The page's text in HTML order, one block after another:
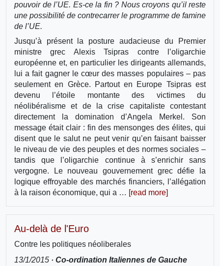
pouvoir de l’UE. Es-ce la fin ? Nous croyons qu’il reste
une possibilité de contrecarrer le programme de famine
de l’UE.
Jusqu’à présent la posture audacieuse du Premier
ministre grec Alexis Tsipras contre l’oligarchie
européenne et, en particulier les dirigeants allemands,
lui a fait gagner le cœur des masses populaires – pas
seulement en Grèce. Partout en Europe Tsipras est
devenu l’étoile montante des victimes du
néolibéralisme et de la crise capitaliste contestant
directement la domination d’Angela Merkel. Son
message était clair : fin des mensonges des élites, qui
disent que le salut ne peut venir qu’en faisant baisser
le niveau de vie des peuples et des normes sociales –
tandis que l’oligarchie continue à s’enrichir sans
vergogne. Le nouveau gouvernement grec défie la
logique effroyable des marchés financiers, l’allégation
à la raison économique, qui a … [read more]
Au-delà de l'Euro
Contre les politiques néoliberales
13/1/2015 · Co-ordination Italiennes de Gauche